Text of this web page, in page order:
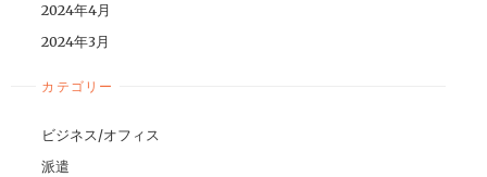
2024年4月
2024年3月
カテゴリー
ビジネス/オフィス
派遣